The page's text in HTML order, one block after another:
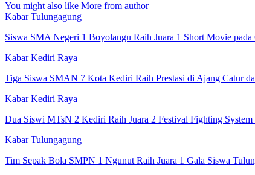
You might also like More from author
Kabar Tulungagung
Siswa SMA Negeri 1 Boyolangu Raih Juara 1 Short Movie
Kabar Kediri Raya
Tiga Siswa SMAN 7 Kota Kediri Raih Prestasi di Ajang Catur
Kabar Kediri Raya
Dua Siswi MTsN 2 Kediri Raih Juara 2 Festival Fighting
Kabar Tulungagung
Tim Sepak Bola SMPN 1 Ngunut Raih Juara 1 Gala Siswa